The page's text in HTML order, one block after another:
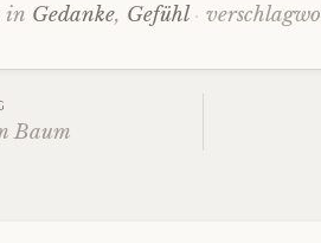
in Gedanke, Gefühl
Baum